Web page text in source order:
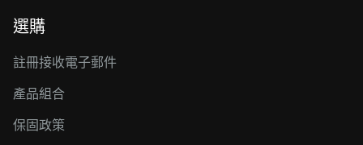
選購
註冊接收電子郵件
產品組合
保固政策